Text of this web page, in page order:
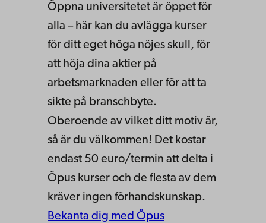
Öppna universitetet är öppet för
alla – här kan du avlägga kurser
för ditt eget höga nöjes skull, för
att höja dina aktier på
arbetsmarknaden eller för att ta
sikte på branschbyte.
Oberoende av vilket ditt motiv är,
så är du välkommen! Det kostar
endast 50 euro/termin att delta i
Öpus kurser och de flesta av dem
kräver ingen förhandskunskap.
Bekanta dig med Öpus